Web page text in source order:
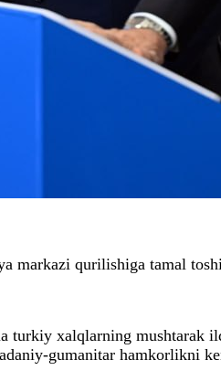
markazi qurilishiga tamal
turkiy xalqlarning
gumanitar hamkorlikni